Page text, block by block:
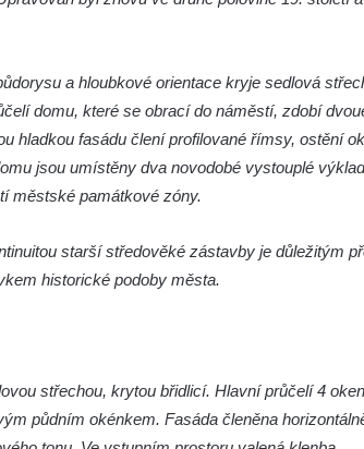
a hloubkové orientace kryje sedlová
domu, které se obrací do náměstí, zdobí
hladkou fasádu člení profilované římsy, ostění
jsou umístěny dva novodobé vystouplé
městské památkové zóny.
starší středověké zástavby je důležitým
historické podoby města.
střechou, krytou břidlicí. Hlavní průčelí 4
půdním okénkem. Fasáda členěna